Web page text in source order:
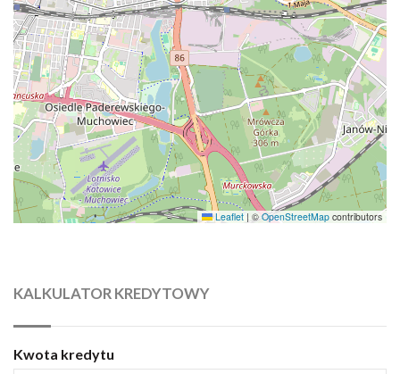
Leaflet | ©OpenStreetMap contributors
KALKULATOR KREDYTOWY
Kwota kredytu